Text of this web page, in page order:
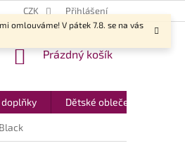
omlouváme! V pátek 7.8. se na vás
CZK Přihlášení
NÁKUPNÍ
Prázdný košík
doplňky Dětské oblečení